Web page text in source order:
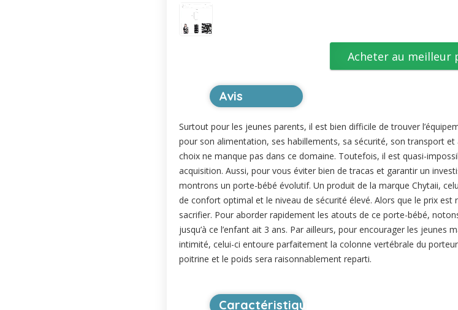
Acheter au meilleur
Avis
Surtout pour les jeunes parents, il est bien difficile de trouver
pour son alimentation, ses habillements, sa sécurité, son transport et
choix ne manque pas dans ce domaine. Toutefois, il est quasi-
acquisition. Aussi, pour vous éviter bien de tracas et garantir un
montrons un porte-bébé évolutif. Un produit de la marque Chytaii,
de confort optimal et le niveau de sécurité élevé. Alors que le prix est
sacrifier. Pour aborder rapidement les atouts de ce porte-bébé,
jusqu’à ce l’enfant ait 3 ans. Par ailleurs, pour encourager les jeunes
intimité, celui-ci entoure parfaitement la colonne vertébrale du
poitrine et le poids sera raisonnablement reparti.
Caractéristiques